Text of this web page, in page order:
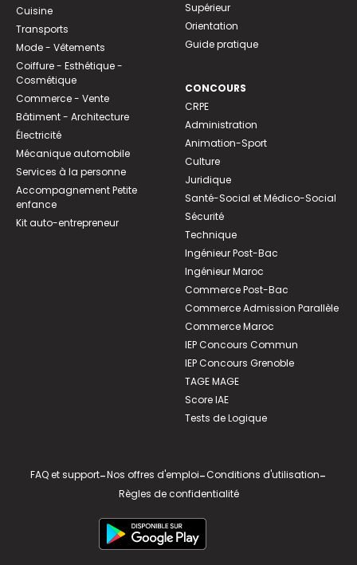
Cuisine
Transports
Mode - Vêtements
Coiffure - Esthétique -
Cosmétique
Commerce - Vente
Bâtiment - Architecture
Électricité
Mécanique automobile
Services à la personne
Accompagnement Petite
enfance
Kit auto-entrepreneur
Supérieur
Orientation
Guide pratique
CONCOURS
CRPE
Administration
Animation-Sport
Culture
Juridique
Santé-Social et Médico-Social
Sécurité
Technique
Ingénieur Post-Bac
Ingénieur Maroc
Commerce Post-Bac
Commerce Admission Parallèle
Commerce Maroc
IEP Concours Commun
IEP Concours Grenoble
TAGE MAGE
Score IAE
Tests de Logique
FAQ et support-Nos offres d'emploi-Conditions d'utilisation-
Règles de confidentialité